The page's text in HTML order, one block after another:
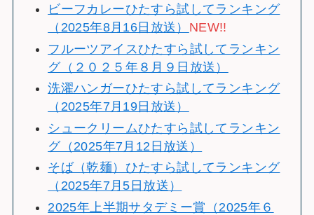
ビーフカレーひたすら試してランキング
（2025年8月16日放送） NEW!!
フルーツアイスひたすら試してランキン
グ（２０２５年８月９日放送）
洗濯ハンガーひたすら試してランキング
（2025年7月19日放送）
シュークリームひたすら試してランキン
グ（2025年7月12日放送）
そば（乾麺）ひたすら試してランキング
（2025年7月5日放送）
2025年上半期サタデミー賞（2025年６